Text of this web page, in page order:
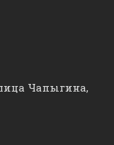
Чапыгина,